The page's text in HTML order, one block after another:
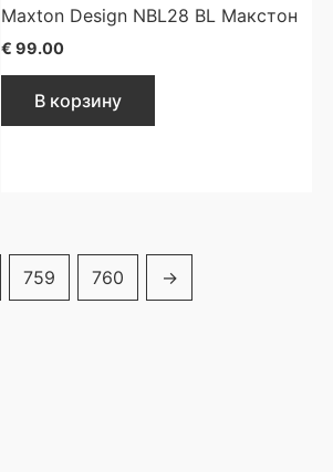
Maxton Design NBL28 BL Макстон
€ 99.00
В корзину
759 760 →